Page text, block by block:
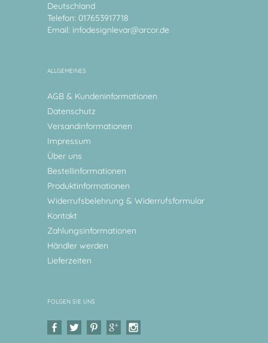
Deutschland
Telefon: 017653917718
Email: infodesignlevar@arcor.de
ALLGEMEINES
AGB & Kundeninformationen
Datenschutz
Versandinformationen
Impressum
Über uns
Bestellinformationen
Produktinformationen
Widerrufsbelehrung & Widerrufsformular
Kontakt
Zahlungsinformationen
Händler werden
Lieferzeiten
FOLGEN SIE UNS